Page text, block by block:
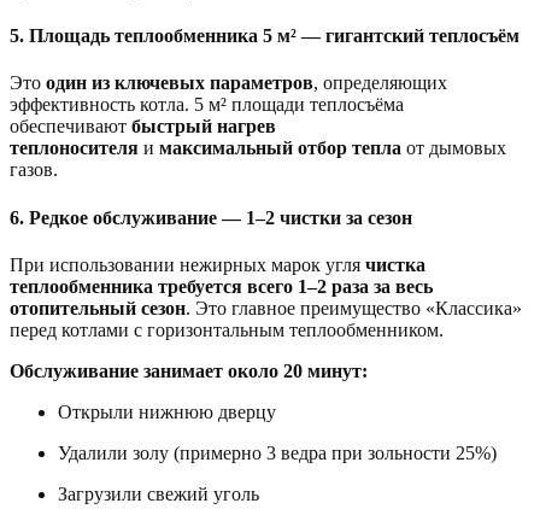
5. Площадь теплообменника 5 м² — гигантский теплосъём
Это один из ключевых параметров, определяющих
эффективность котла. 5 м² площади теплосъёма
обеспечивают быстрый нагрев
теплоносителя и максимальный отбор тепла от дымовых
газов.
6. Редкое обслуживание — 1–2 чистки за сезон
При использовании нежирных марок угля чистка
теплообменника требуется всего 1–2 раза за весь
отопительный сезон. Это главное преимущество «Классика»
перед котлами с горизонтальным теплообменником.
Обслуживание занимает около 20 минут:
Открыли нижнюю дверцу
Удалили золу (примерно 3 ведра при зольности 25%)
Загрузили свежий уголь